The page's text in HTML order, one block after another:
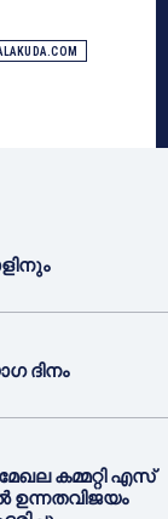
ദിനം
കമ്മറ്റി എസ്